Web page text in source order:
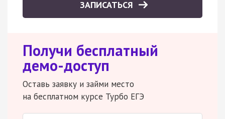
ЗАПИСАТЬСЯ
Получи бесплатный
демо-доступ
Оставь заявку и займи место
на бесплатном курсе Турбо ЕГЭ